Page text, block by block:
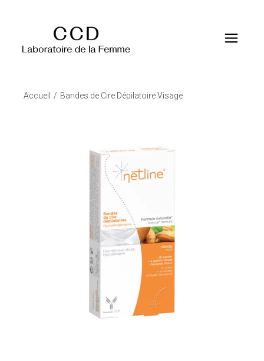
Accueil Bandes de Cire Dépilatoire Visage